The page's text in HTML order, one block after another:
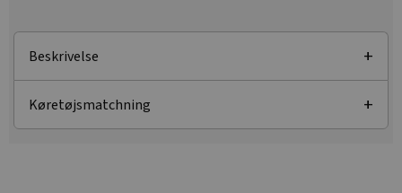
Beskrivelse
Køretøjsmatchning